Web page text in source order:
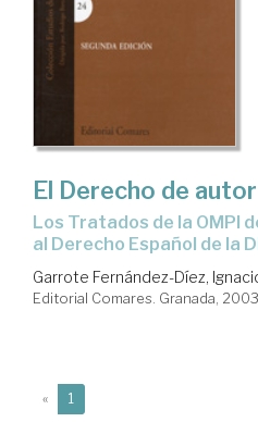
El Derecho de
los Tratados de la OMPI de 1996 y la incorporación
al Derecho Español de la
Garrote Fernández-Díez,
Editorial Comares. Granada, 2003
« 1